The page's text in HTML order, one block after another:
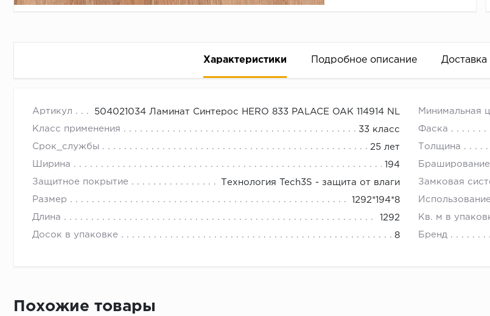
Характеристики Подробное описание Доставка
Артикул 504021034 Ламинат Синтерос HERO 833 PALACE OAK 114914 NL Минимальная
Класс применения 33 класс Фаска
Срок_службы 25 лет Толщина
Ширина 194 Браширование
Защитное покрытие Технология Tech3S - защита от влаги Замковая
Размер 1292*194*8
Длина 1292 Кв. м в
Досок в упаковке 8 Бренд
Похожие товары